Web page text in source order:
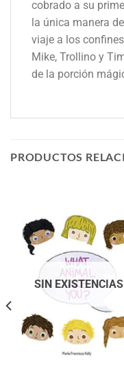
cobrado a su
la única manera
viaje a los
Mike, Trollino y
de la porción
PRODUCTOS
SIN EXISTENCIAS